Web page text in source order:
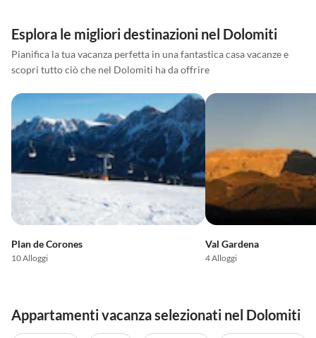
Esplora le migliori destinazioni nel Dolomiti
Pianifica la tua vacanza perfetta in una fantastica casa vacanze e
scopri tutto ciò che nel Dolomiti ha da offrire
Plan de Corones
10 Alloggi
Val Gardena
4 Alloggi
Appartamenti vacanza selezionati nel Dolomiti